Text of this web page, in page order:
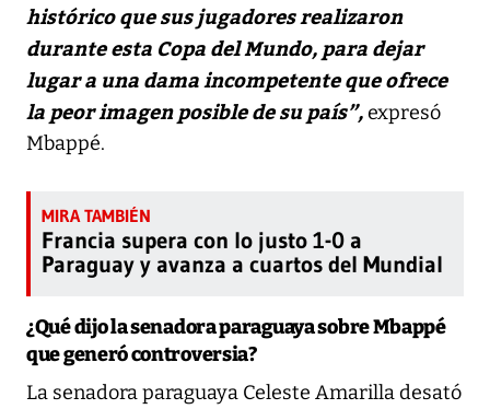
histórico que sus jugadores realizaron
durante esta Copa del Mundo, para dejar
lugar a una dama incompetente que ofrece
la peor imagen posible de su país”,expresó
Mbappé.
Francia supera con lo justo 1-0 a
Paraguay y avanza a cuartos del Mundial
¿Qué dijo la senadora paraguaya sobre Mbappé
que generó controversia?
La senadora paraguaya Celeste Amarilla desató